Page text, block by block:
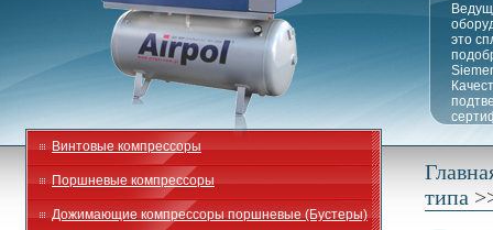
это
Винтовые компрессоры
Поршневые компрессоры
Дожимающие компрессоры поршневые (Бустеры)
типа